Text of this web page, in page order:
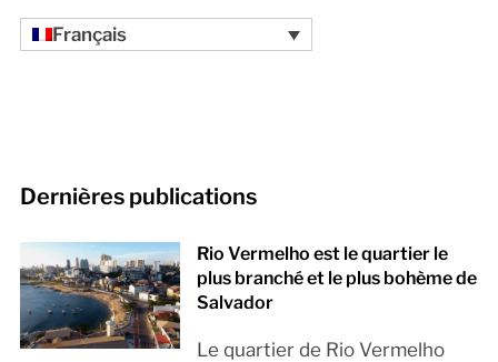
Français
Dernières publications
Rio Vermelho est le quartier le
plus branché et le plus bohème de
Salvador
Le quartier de Rio Vermelho